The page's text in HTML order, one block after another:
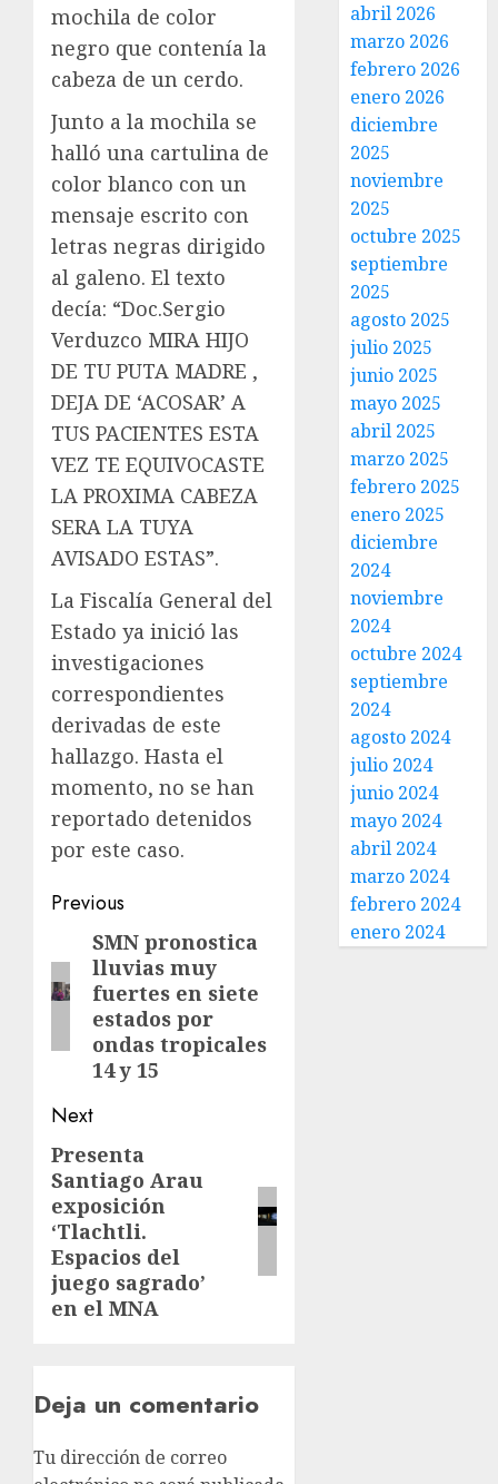
mochila de color
negro que contenía la
cabeza de un cerdo.
Junto a la mochila se
halló una cartulina de
color blanco con un
mensaje escrito con
letras negras dirigido
al galeno. El texto
decía: “Doc.Sergio
Verduzco MIRA HIJO
DE TU PUTA MADRE ,
DEJA DE ‘ACOSAR’ A
TUS PACIENTES ESTA
VEZ TE EQUIVOCASTE
LA PROXIMA CABEZA
SERA LA TUYA
AVISADO ESTAS”.
La Fiscalía General del
Estado ya inició las
investigaciones
correspondientes
derivadas de este
hallazgo. Hasta el
momento, no se han
reportado detenidos
por este caso.
Previous
SMN pronostica
lluvias muy
fuertes en siete
estados por
ondas tropicales
14 y 15
Next
Presenta
Santiago Arau
exposición
‘Tlachtli.
Espacios del
juego sagrado’
en el MNA
Deja un comentario
Tu dirección de correo
abril 2026
marzo 2026
febrero 2026
enero 2026
diciembre
2025
noviembre
2025
octubre 2025
septiembre
2025
agosto 2025
julio 2025
junio 2025
mayo 2025
abril 2025
marzo 2025
febrero 2025
enero 2025
diciembre
2024
noviembre
2024
octubre 2024
septiembre
2024
agosto 2024
julio 2024
junio 2024
mayo 2024
abril 2024
marzo 2024
febrero 2024
enero 2024